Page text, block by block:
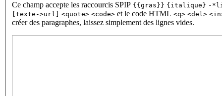
Ce champ accepte les raccourcis SPIP {{gras}} {italique} -
[texte->url]
<quote> <code> et le code HTML <q> <del>
créer des paragraphes, laissez simplement des lignes vides.